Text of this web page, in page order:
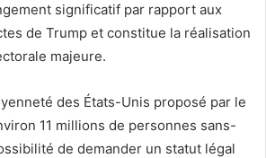
significatif par rapport aux
de Trump et constitue la réalisation
majeure.
des États-Unis proposé par le
11 millions de personnes sans-
de demander un statut légal